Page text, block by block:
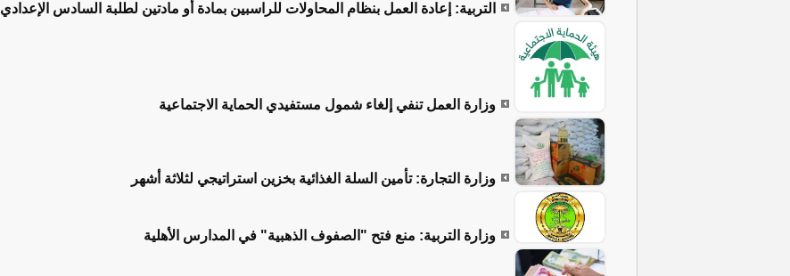
التربية: إعادة العمل بنظام المحاولات للراسبين بمادة أو مادتين لطلبة السادس الإعدادي
وزارة العمل تنفي إلغاء شمول مستفيدي الحماية الاجتماعية
وزارة التجارة: تأمين السلة الغذائية بخزين استراتيجي لثلاثة أشهر
وزارة التربية: منع فتح "الصفوف الذهبية" في المدارس الأهلية